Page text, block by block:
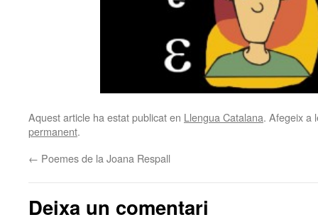
Aquest article ha estat publicat en Llengua Catalana. Afegeix a
permanent.
← Poemes de la Joana Respall
Deixa un comentari